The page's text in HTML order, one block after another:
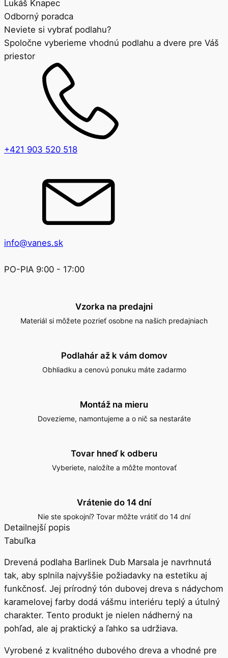
Dub
Marsala
Grande
Lukáš Knapec
Odborný poradca
Neviete si vybrať podlahu?
Spoločne vyberieme vhodnú podlahu a dvere pre Váš
priestor
+421 903 520 518
info@vanes.sk
PO-PIA 9:00 - 17:00
Vzorka na predajni
Materiál si môžete pozrieť osobne na našich predajniach
Podlahár až k vám domov
Obhliadku a cenovú ponuku máte zadarmo
Montáž na mieru
Dovezieme, namontujeme a o nič sa nestaráte
Tovar hneď k odberu
Vyberiete, naložíte a môžte montovať
Vrátenie do 14 dní
Nie ste spokojní? Tovar môžte vrátiť do 14 dní
Detailnejší popis
Tabuľka
Drevená podlaha Barlinek Dub Marsala je navrhnutá
tak, aby splnila najvyššie požiadavky na estetiku aj
funkčnosť. Jej prírodný tón dubovej dreva s nádychom
karamelovej farby dodá vášmu interiéru teplý a útulný
charakter. Tento produkt je nielen nádherný na
pohľad, ale aj praktický a ľahko sa udržiava.
Vyrobené z kvalitného dubového dreva a vhodné pre